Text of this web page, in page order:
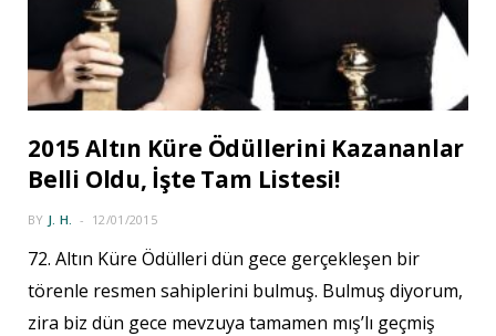
2015 Altın Küre Ödüllerini Kazananlar
Belli Oldu, İşte Tam Listesi!
BY J. H. 12/01/2015
72. Altın Küre Ödülleri dün gece gerçekleşen bir
törenle resmen sahiplerini bulmuş. Bulmuş diyorum,
zira biz dün gece mevzuya tamamen mış’lı geçmiş